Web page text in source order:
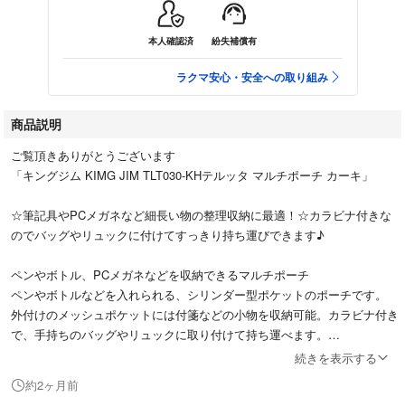
本人確認済 紛失補償有
ラクマ安心・安全への取り組み
商品説明
ご覧頂きありがとうございます
「キングジム KIMG JIM TLT030-KHテルッタ マルチポーチ カーキ」
☆筆記具やPCメガネなど細長い物の整理収納に最適！☆カラビナ付きな
のでバッグやリュックに付けてすっきり持ち運びできます♪
ペンやボトル、PCメガネなどを収納できるマルチポーチ
ペンやボトルなどを入れられる、シリンダー型ポケットのポーチです。
外付けのメッシュポケットには付箋などの小物を収納可能。カラビナ付き
で、手持ちのバッグやリュックに取り付けて持ち運べます。
背面のホック付きベルトを使えば、同シリーズのマルチケースに取り付け
続きを表示する
約2ヶ月前